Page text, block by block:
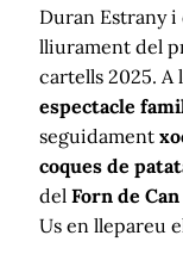
Duran Estrany i
lliurament del
cartells 2025. A
espectacle
seguidament
coques de
del Forn de Can
Us en llepareu